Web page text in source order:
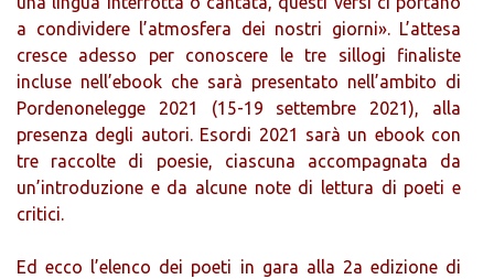
a condividere l’atmosfera dei nostri giorni». L’attesa
cresce adesso per conoscere le tre sillogi finaliste
incluse nell’ebook che sarà presentato nell’ambito di
Pordenonelegge 2021 (15-19 settembre 2021), alla
presenza degli autori. Esordi 2021 sarà un ebook con
tre raccolte di poesie, ciascuna accompagnata da
un’introduzione e da alcune note di lettura di poeti e
critici.
Ed ecco l’elenco dei poeti in gara alla 2a edizione di